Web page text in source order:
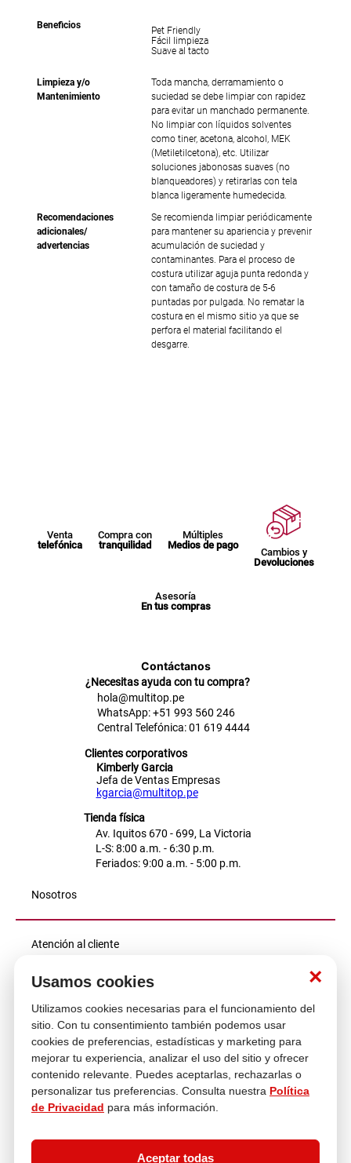
×
Usamos cookies
Utilizamos cookies necesarias para el funcionamiento del
sitio. Con tu consentimiento también podemos usar
cookies de preferencias, estadísticas y marketing para
mejorar tu experiencia, analizar el uso del sitio y ofrecer
contenido relevante. Puedes aceptarlas, rechazarlas o
personalizar tus preferencias. Consulta nuestra Política
de Privacidad para más información.
Aceptar todas
Beneficios
Pet Friendly
Fácil limpieza
Suave al tacto
Limpieza y/o
Mantenimiento
Toda mancha, derramamiento o
suciedad se debe limpiar con rapidez
para evitar un manchado permanente.
No limpiar con líquidos solventes
como tiner, acetona, alcohol, MEK
(Metiletilcetona), etc. Utilizar
soluciones jabonosas suaves (no
blanqueadores) y retirarlas con tela
blanca ligeramente humedecida.
Recomendaciones
adicionales/
advertencias
Se recomienda limpiar periódicamente
para mantener su apariencia y prevenir
acumulación de suciedad y
contaminantes. Para el proceso de
costura utilizar aguja punta redonda y
con tamaño de costura de 5-6
puntadas por pulgada. No rematar la
costura en el mismo sitio ya que se
perfora el material facilitando el
desgarre.
Venta
telefónica
Compra con
tranquilidad
Múltiples
Medios de pago
Cambios y
Devoluciones
Asesoría
En tus compras
Contáctanos
¿Necesitas ayuda con tu compra?
hola@multitop.pe
WhatsApp: +51 993 560 246
Central Telefónica: 01 619 4444
Clientes corporativos
Kimberly Garcia
Jefa de Ventas Empresas
kgarcia@multitop.pe
Tienda física
Av. Iquitos 670 - 699, La Victoria
L-S: 8:00 a.m. - 6:30 p.m.
Feriados: 9:00 a.m. - 5:00 p.m.
Nosotros
Atención al cliente